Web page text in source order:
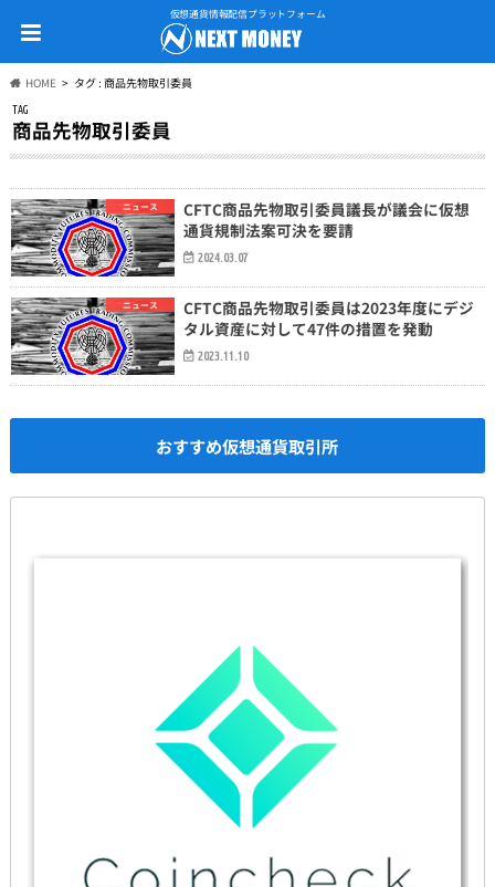
仮想通貨情報配信プラットフォーム
HOME タグ : 商品先物取引委員
TAG
商品先物取引委員
ニュース
CFTC商品先物取引委員議長が議会に仮想
通貨規制法案可決を要請
2024.03.07
ニュース
CFTC商品先物取引委員は2023年度にデジ
タル資産に対して47件の措置を発動
2023.11.10
おすすめ仮想通貨取引所